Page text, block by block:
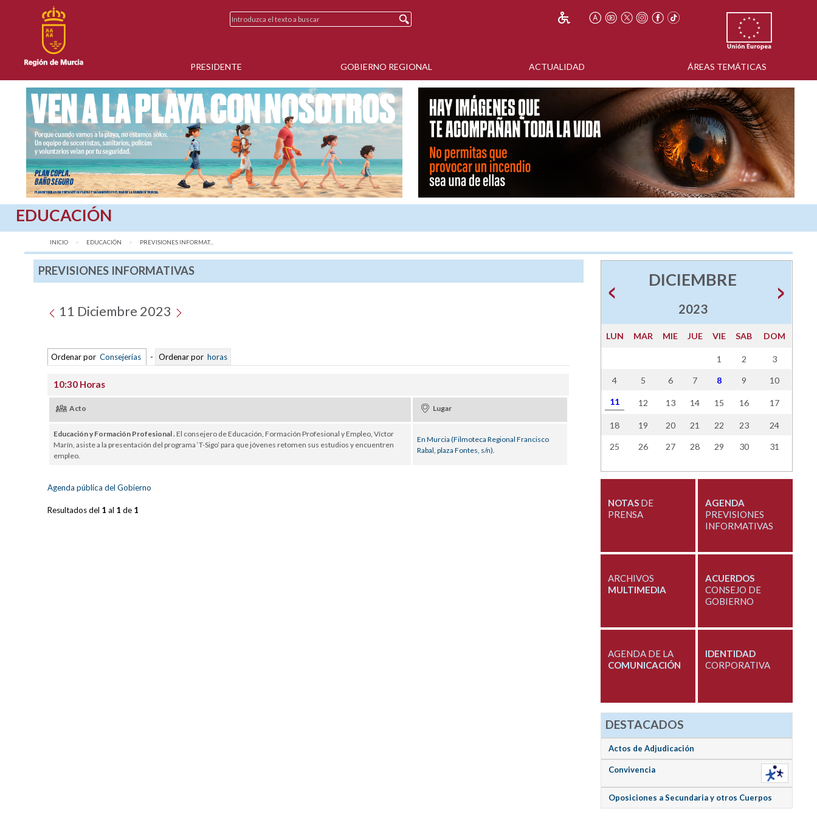
PRESIDENTE GOBIERNO REGIONAL ACTUALIDAD ÁREAS TEMÁTICAS
EDUCACIÓN
INICIO EDUCACIÓN AQUÍ:
PREVISIONES INFORMAT...
PREVISIONES INFORMATIVAS
11 Diciembre 2023
Ordenar por Consejerías - Ordenar por horas
10:30 Horas
Acto Lugar
Educación y Formación Profesional . El consejero de Educación, Formación Profesional y Empleo, Víctor
Marín, asiste a la presentación del programa ‘T-Sigo’ para que jóvenes retomen sus estudios y encuentren
empleo.
En Murcia (Filmoteca Regional Francisco
Rabal, plaza Fontes, s/n).
Agenda pública del Gobierno
Resultados del 1 al 1de 1
DICIEMBRE
2023
LUN MAR MIE JUE VIE SAB DOM
1 2 3
4 5 6 7 8 9 10
11 12 13 14 15 16 17
18 19 20 21 22 23 24
25 26 27 28 29 30 31
NOTASDE
PRENSA
AGENDA
PREVISIONES
INFORMATIVAS
ARCHIVOS
MULTIMEDIA
ACUERDOS
CONSEJO DE
GOBIERNO
AGENDA DE LA
COMUNICACIÓN
IDENTIDAD
CORPORATIVA
DESTACADOS
Actos de Adjudicación
Convivencia
Oposiciones a Secundaria y otros Cuerpos